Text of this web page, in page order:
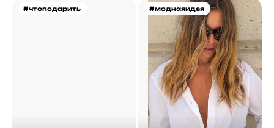
#чтоподарить #моднаяидея